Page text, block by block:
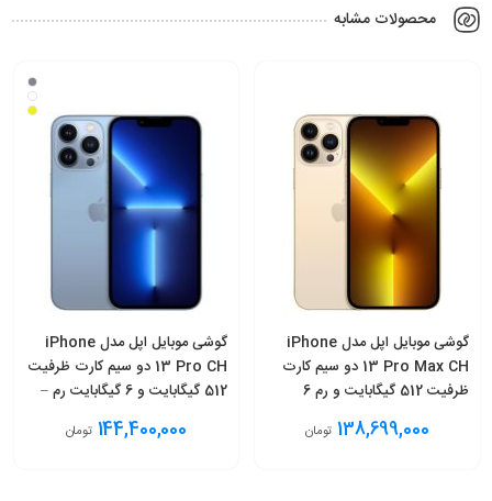
محصولات مشابه
گوشی موبایل اپل مدل iPhone
13 Pro Max CH دو سیم‌ کارت
ظرفیت 512 گیگابایت و رم 6
گیگابایت – نات اکتیو
138,699,000 تومان
گوشی موبایل اپل مدل iPhone
13 Pro CH دو سیم‌ کارت ظرفیت
512 گیگابایت و 6 گیگابایت رم –
144,400,000 تومان